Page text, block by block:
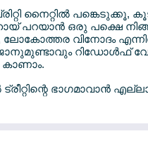
നൈറ്റില്‍ പങ്കെടുക്കൂ,
പറയാന്‍ ഒരു പക്ഷെ
ലോകോത്തര വിനോദം
ജാനുമുണ്ടാവും
ഭാഗമാവാന്‍